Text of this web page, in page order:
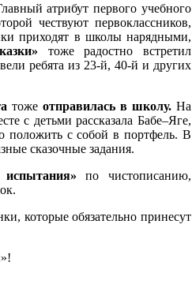
атрибут первого учебного
чествуют первоклассников,
приходят в школы нарядными,
тоже радостно встретил
ребята из 23-й, 40-й и других
тоже отправилась в школу.На
с детьми рассказала Бабе–Яге,
положить с собой в портфель. В
сказочные задания.
по чистописанию,
которые обязательно принесут